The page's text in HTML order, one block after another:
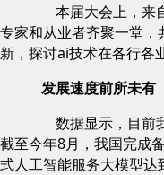
本届大会上，来自
专家和从业者齐聚一堂
新，探讨ai技术在各行各
发展速度前所未有
数据显示，目前我
截至今年8月，我国完成
式人工智能服务大模型达